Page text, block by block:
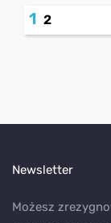
1 2
Newsletter
Możesz